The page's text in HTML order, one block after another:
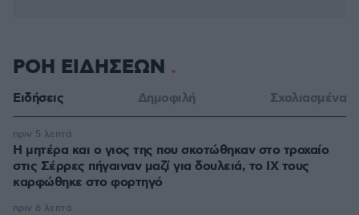
ΡΟΗ ΕΙΔΗΣΕΩΝ
Ειδήσεις Δημοφιλή Σχολιασμένα
Η μητέρα και ο γιος της που σκοτώθηκαν στο τροχαίο
στις Σέρρες πήγαιναν μαζί για δουλειά, το ΙΧ τους
καρφώθηκε στο φορτηγό
πριν 5 λεπτά
πριν 6 λεπτά